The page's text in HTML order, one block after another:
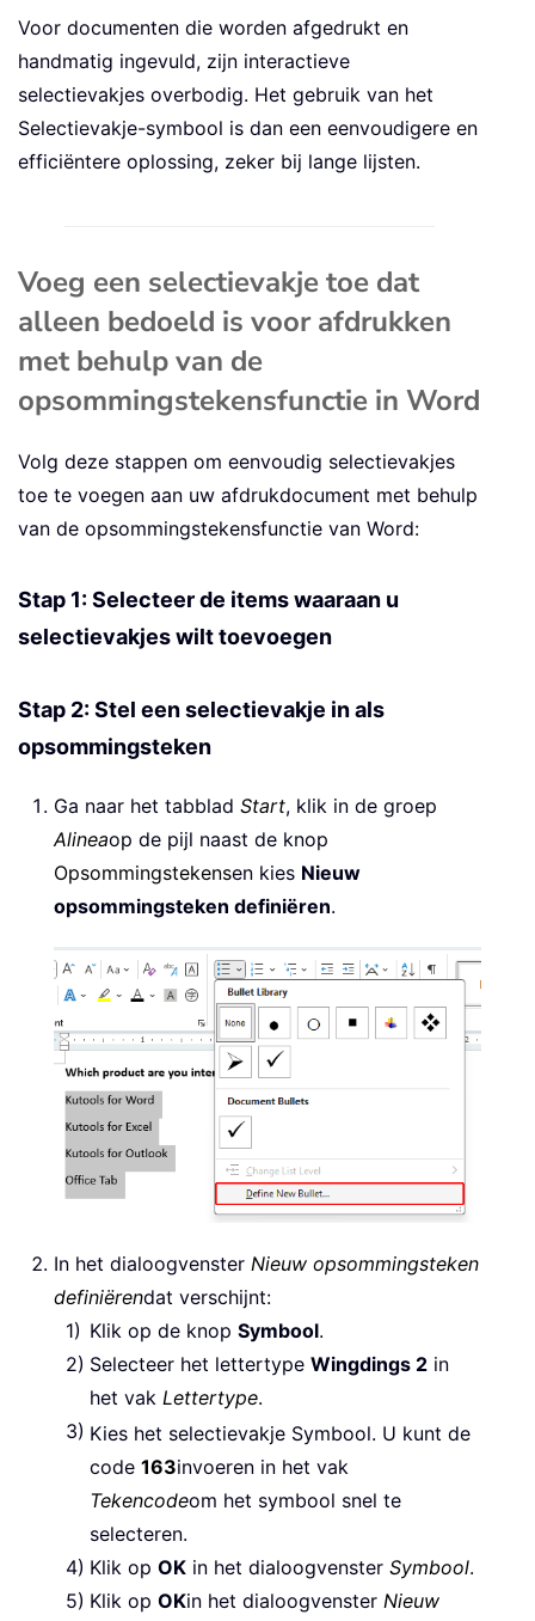
Voor documenten die worden afgedrukt en
handmatig ingevuld, zijn interactieve
selectievakjes overbodig. Het gebruik van het
Selectievakje-symbool is dan een eenvoudigere en
efficiëntere oplossing, zeker bij lange lijsten.
Voeg een selectievakje toe dat
alleen bedoeld is voor afdrukken
met behulp van de
opsommingstekensfunctie in Word
Volg deze stappen om eenvoudig selectievakjes
toe te voegen aan uw afdrukdocument met behulp
van de opsommingstekensfunctie van Word:
Stap 1: Selecteer de items waaraan u
selectievakjes wilt toevoegen
Stap 2: Stel een selectievakje in als
opsommingsteken
Ga naar het tabblad Start, klik in de groep
Alineaop de pijl naast de knop
Opsommingstekensen kies Nieuw
opsommingsteken definiëren.
In het dialoogvenster Nieuw opsommingsteken
definiërendat verschijnt:
Klik op de knop Symbool.
Selecteer het lettertype Wingdings 2 in
het vak Lettertype.
Kies het selectievakje Symbool. U kunt de
code 163invoeren in het vak
Tekencodeom het symbool snel te
selecteren.
Klik op OK in het dialoogvenster Symbool.
Klik op OKin het dialoogvenster Nieuw